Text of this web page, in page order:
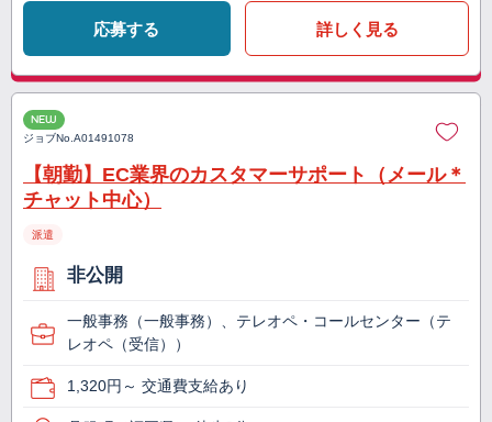
応募する 詳しく見る
NEW
ジョブNo.A01491078
【朝勤】EC業界のカスタマーサポート（メール＊
チャット中心）
派遣
非公開
一般事務（一般事務）、テレオペ・コールセンター（テ
レオペ（受信））
1,320円～ 交通費支給あり